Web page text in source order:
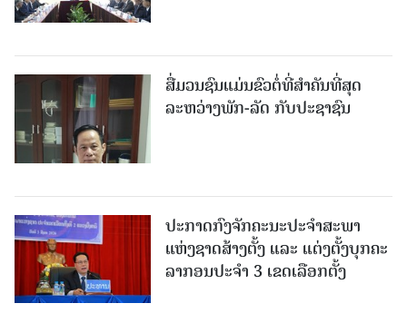
ສື່ມວນຊົນແມ່ນຂົວຕໍ່ທີ່ສໍາຄັນທີ່ສຸດ
ລະຫວ່າງພັກ-ລັດ ກັບປະຊາຊົນ
ປະກາດກົງຈັກຄະນະປະຈໍາສະພາ
ແຫ່ງຊາດສ້າງຕັ້ງ ແລະ ແຕ່ງຕັ້ງບຸກຄະ
ລາກອນປະຈໍາ 3 ເຂດເລືອກຕັ້ງ